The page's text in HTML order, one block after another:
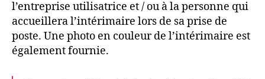
l’entreprise utilisatrice et / ou à la personne qui
accueillera l’intérimaire lors de sa prise de
poste. Une photo en couleur de l’intérimaire est
également fournie.